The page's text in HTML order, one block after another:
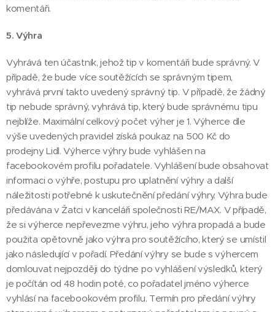
komentáři.
5. Výhra
Vyhrává ten účastník, jehož tip v komentáři bude správný. V
případě, že bude více soutěžících se správným tipem,
vyhrává první takto uvedený správný tip. V případě, že žádný
tip nebude správný, vyhrává tip, který bude správnému tipu
nejblíže. Maximální celkový počet výher je 1. Výherce dle
výše uvedených pravidel získá poukaz na 500 Kč do
prodejny Lidl. Výherce výhry bude vyhlášen na
facebookovém profilu pořadatele. Vyhlášení bude obsahovat
informaci o výhře, postupu pro uplatnění výhry a další
náležitosti potřebné k uskutečnění předání výhry. Výhra bude
předávána v Žatci v kanceláři společnosti RE/MAX. V případě,
že si výherce nepřevezme výhru, jeho výhra propadá a bude
použita opětovně jako výhra pro soutěžícího, který se umístil
jako následující v pořadí. Předání výhry se bude s výhercem
domlouvat nejpozději do týdne po vyhlášení výsledků, který
je počítán od 48 hodin poté, co pořadatel jméno výherce
vyhlásí na facebookovém profilu. Termín pro předání výhry